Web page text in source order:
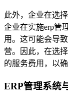
此外，企业在选
企业在实施erp管
用。这可能会导
营。因此，在选
的服务费用，以
ERP管理系统